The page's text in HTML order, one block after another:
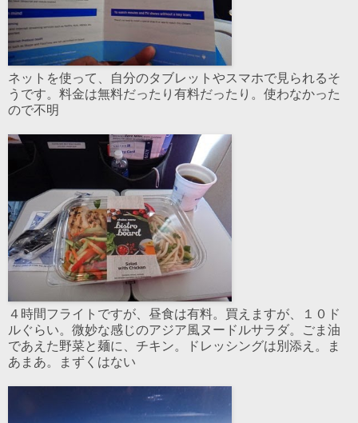
ネットを使って、自分のタブレットやスマホで見られるそ
うです。料金は無料だったり有料だったり。使わなかった
ので不明
４時間フライトですが、昼食は有料。買えますが、１０ド
ルぐらい。微妙な感じのアジア風ヌードルサラダ。ごま油
であえた野菜と麺に、チキン。ドレッシングは別添え。ま
あまあ。まずくはない